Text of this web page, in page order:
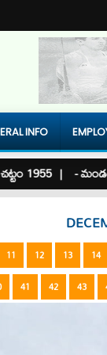
INFO
|- మండల స్థాయిలో
11 12 13 14
41 42 43